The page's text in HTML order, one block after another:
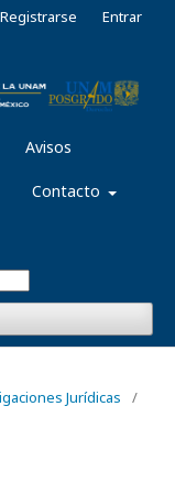
Avisos
Contacto
Registrarse Entrar
Jurídicas
/